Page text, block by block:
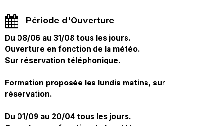
Période d'Ouverture
Du 08/06 au 31/08 tous les jours.
Ouverture en fonction de la météo.
Sur réservation téléphonique.
Formation proposée les lundis matins, sur
réservation.
Du 01/09 au 20/04 tous les jours.